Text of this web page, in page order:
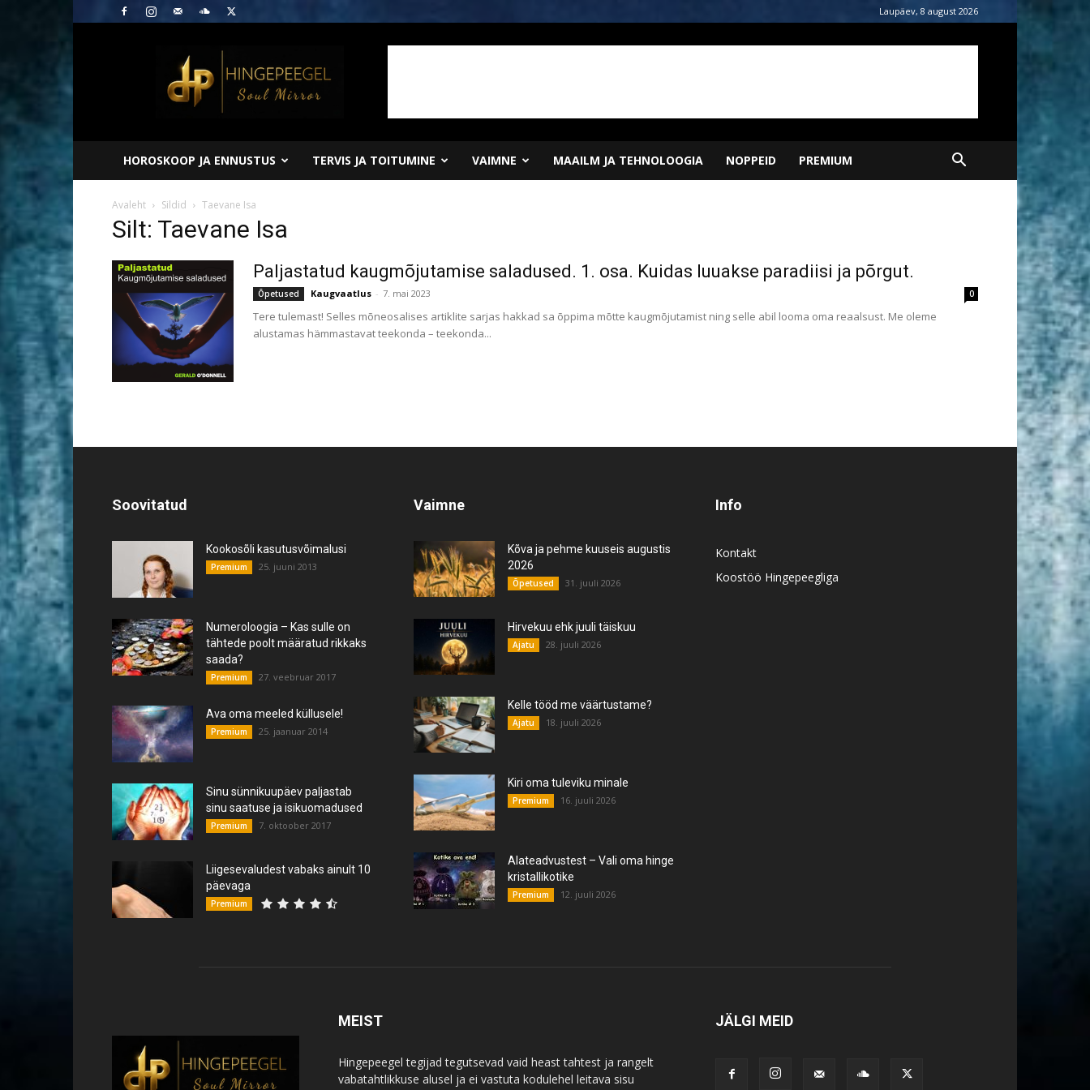
Laupäev, 8 august 2026
Hingepeegel
HOROSKOOP JA ENNUSTUS TERVIS JA TOITUMINE VAIMNE MAAILM JA TEHNOLOOGIA NOPPEID PREMIUM
Avaleht Sildid Taevane Isa
Silt: Taevane Isa
Paljastatud kaugmõjutamise saladused. 1. osa. Kuidas luuakse paradiisi ja põrgut.
Õpetused Kaugvaatlus - 7. mai 2023 0
Tere tulemast! Selles mõneosalises artiklite sarjas hakkad sa õppima mõtte kaugmõjutamist ning selle abil looma oma reaalsust. Me oleme
alustamas hämmastavat teekonda – teekonda...
Soovitatud
Kookosõli kasutusvõimalusi
Premium 25. juuni 2013
Numeroloogia – Kas sulle on
tähtede poolt määratud rikkaks
saada?
Premium 27. veebruar 2017
Ava oma meeled küllusele!
Premium 25. jaanuar 2014
Sinu sünnikuupäev paljastab
sinu saatuse ja isikuomadused
Premium 7. oktoober 2017
Liigesevaludest vabaks ainult 10
päevaga
Premium
Vaimne
Kõva ja pehme kuuseis augustis
2026
Õpetused 31. juuli 2026
Hirvekuu ehk juuli täiskuu
Ajatu 28. juuli 2026
Kelle tööd me väärtustame?
Ajatu 18. juuli 2026
Kiri oma tuleviku minale
Premium 16. juuli 2026
Alateadvustest – Vali oma hinge
kristallikotike
Premium 12. juuli 2026
Info
Kontakt
Koostöö Hingepeegliga
MEIST
Hingepeegel tegijad tegutsevad vaid heast tahtest ja rangelt
vabatahtlikkuse alusel ja ei vastuta kodulehel leitava sisu
JÄLGI MEID